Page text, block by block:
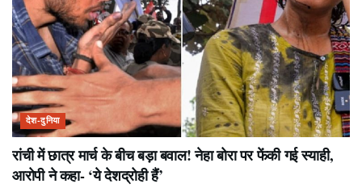
देश-दुनिया
रांची में छात्र मार्च के बीच बड़ा बवाल! नेहा बोरा पर फेंकी गई स्याही,
आरोपी ने कहा- ‘ये देशद्रोही हैं’